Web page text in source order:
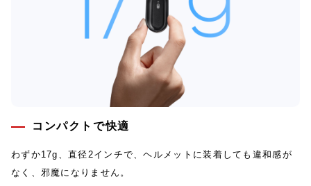
コンパクトで快適
わずか17g、直径2インチで、ヘルメットに装着しても違和感が
なく、邪魔になりません。